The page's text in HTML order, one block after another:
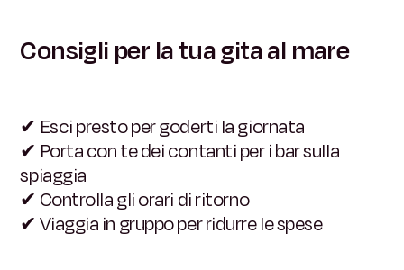
Consigli per la tua gita al mare
✔ Esci presto per goderti la giornata
✔ Porta con te dei contanti per i bar sulla
spiaggia
✔ Controlla gli orari di ritorno
✔ Viaggia in gruppo per ridurre le spese